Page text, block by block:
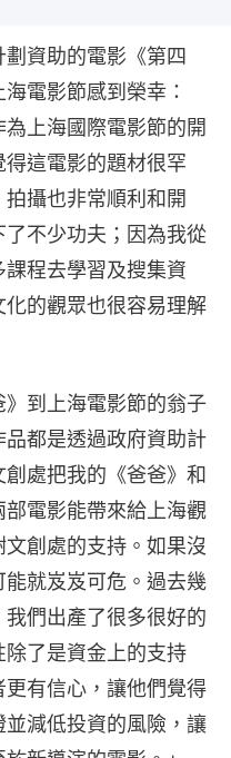
資助的電影《第四
電影節感到榮幸：
為上海國際電影節的開
這電影的題材很罕
攝也非常順利和開
不少功夫；因為我從
程去學習及搜集資
的觀眾也很容易理解
到上海電影節的翁子
都是透過政府資助計
處把我的《爸爸》和
部電影能帶來給上海觀
創處的支持。如果沒
就岌岌可危。過去幾
們出產了很多很好的
了是資金上的支持
有信心，讓他們覺得
減低投資的風險，讓